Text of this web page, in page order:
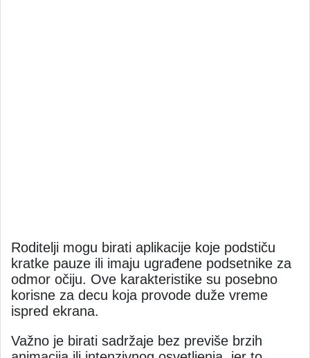
Roditelji mogu birati aplikacije koje podstiču
kratke pauze ili imaju ugrađene podsetnike za
odmor očiju. Ove karakteristike su posebno
korisne za decu koja provode duže vreme
ispred ekrana.
Važno je birati sadržaje bez previše brzih